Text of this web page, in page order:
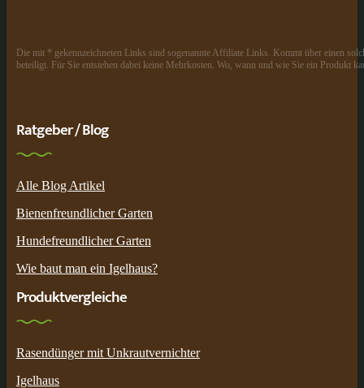
Die mit * gekennzeichneten Links sind sogenannte Affiliate Links. Kommt über einen
beteiligt. Für Sie entstehen dabei keine Mehrkosten. Wo, wann und wie Sie ein Produkt
Ratgeber / Blog
Alle Blog Artikel
Bienenfreundlicher Garten
Hundefreundlicher Garten
Wie baut man ein Igelhaus?
Produktvergleiche
Rasendünger mit Unkrautvernichter
Igelhaus